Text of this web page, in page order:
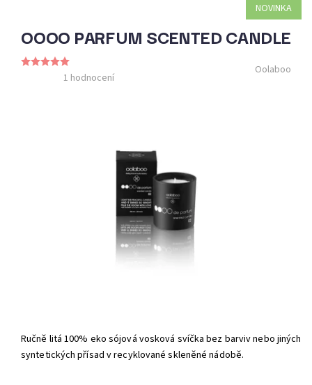
NOVINKA
OOOO PARFUM SCENTED CANDLE
1 hodnocení
Oolaboo
Ručně litá 100% eko sójová vosková svíčka bez barviv nebo jiných
syntetických přísad v recyklované skleněné nádobě.